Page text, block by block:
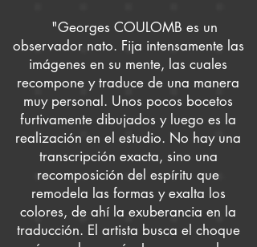
"Georges COULOMB es un
observador nato. Fija intensamente las
imágenes en su mente, las cuales
recompone y traduce de una manera
muy personal. Unos pocos bocetos
furtivamente dibujados y luego es la
realización en el estudio. No hay una
transcripción exacta, sino una
recomposición del espíritu que
remodela las formas y exalta los
colores, de ahí la exuberancia en la
traducción. El artista busca el choque